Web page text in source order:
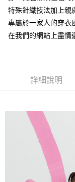
帳／街口支付／iPASS
【注意事項】
用戶於交易時，得透過
由本公司與您本人進
3.完整用戶服務條款
每筆NT$60，滿
每筆NT$100，滿
特殊針織技法加上親
專屬於一家人的穿衣
在我們的網站上盡情
詳細說明